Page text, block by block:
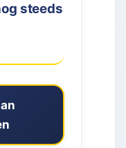
steeds